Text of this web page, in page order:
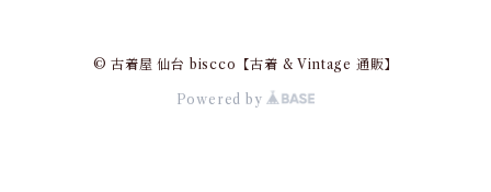
© 古着屋 仙台 biscco【古着 & Vintage 通販】
Powered by